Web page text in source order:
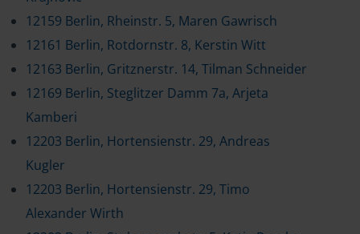
12159 Berlin, Rheinstr. 5, Maren Gawrisch
12161 Berlin, Rotdornstr. 8, Kerstin Witt
12163 Berlin, Gritznerstr. 14, Tilman Schneider
12169 Berlin, Steglitzer Damm 7a, Arjeta
Kamberi
12203 Berlin, Hortensienstr. 29, Andreas
Kugler
12203 Berlin, Hortensienstr. 29, Timo
Alexander Wirth